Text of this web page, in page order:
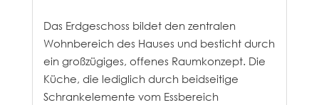
Das Erdgeschoss bildet den zentralen
Wohnbereich des Hauses und besticht durch
ein großzügiges, offenes Raumkonzept. Die
Küche, die lediglich durch beidseitige
Schrankelemente vom Essbereich